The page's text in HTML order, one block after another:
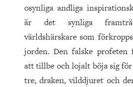
osynliga andliga
är det synliga
världshärskare som
jorden. Den falske profeten
att tillbe och lojalt böja sig
tre, draken, vilddjuret och